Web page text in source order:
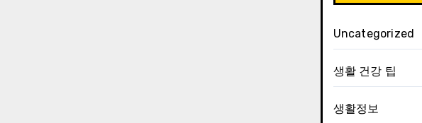
Uncategorized
생활 건강 팁
생활정보